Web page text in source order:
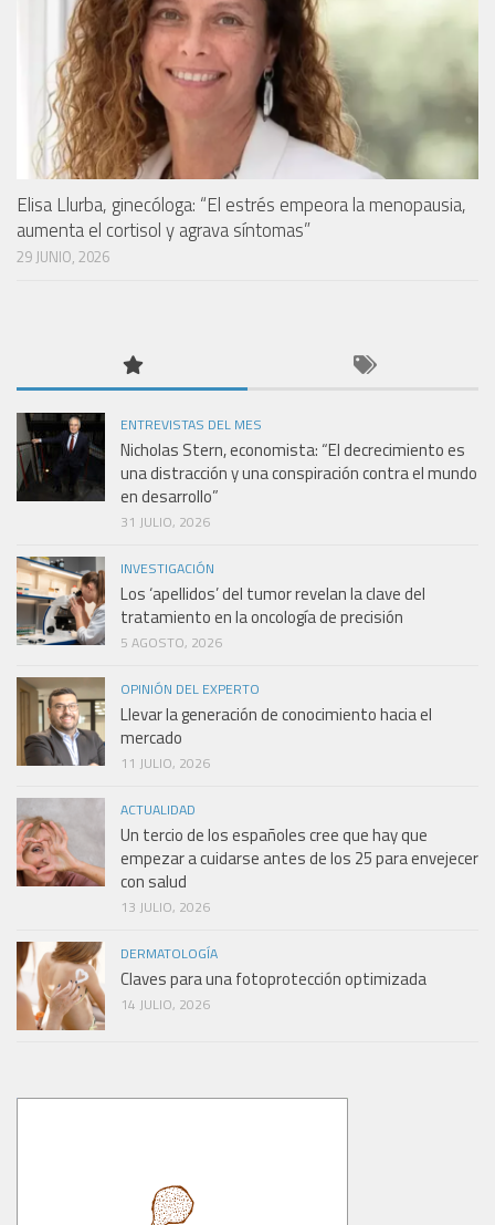
Elisa Llurba, ginecóloga: “El estrés empeora la menopausia,
aumenta el cortisol y agrava síntomas”
29 JUNIO, 2026
ENTREVISTAS DEL MES
Nicholas Stern, economista: “El decrecimiento es
una distracción y una conspiración contra el mundo
en desarrollo”
31 JULIO, 2026
INVESTIGACIÓN
Los ‘apellidos’ del tumor revelan la clave del
tratamiento en la oncología de precisión
5 AGOSTO, 2026
OPINIÓN DEL EXPERTO
Llevar la generación de conocimiento hacia el
mercado
11 JULIO, 2026
ACTUALIDAD
Un tercio de los españoles cree que hay que
empezar a cuidarse antes de los 25 para envejecer
con salud
13 JULIO, 2026
DERMATOLOGÍA
Claves para una fotoprotección optimizada
14 JULIO, 2026